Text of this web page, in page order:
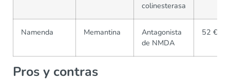
colinesterasa
Namenda Memantina
Antagonista
de NMDA
52 €
Pros y contras